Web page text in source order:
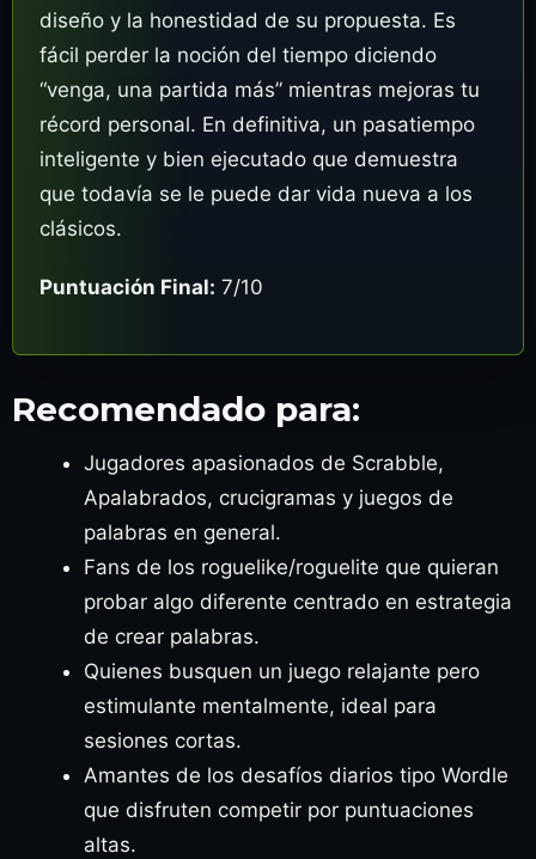
diseño y la honestidad de su propuesta. Es
fácil perder la noción del tiempo diciendo
“venga, una partida más” mientras mejoras tu
récord personal. En definitiva, un pasatiempo
inteligente y bien ejecutado que demuestra
que todavía se le puede dar vida nueva a los
clásicos.
Puntuación Final: 7/10
Recomendado para:
Jugadores apasionados de Scrabble,
Apalabrados, crucigramas y juegos de
palabras en general.
Fans de los roguelike/roguelite que quieran
probar algo diferente centrado en estrategia
de crear palabras.
Quienes busquen un juego relajante pero
estimulante mentalmente, ideal para
sesiones cortas.
Amantes de los desafíos diarios tipo Wordle
que disfruten competir por puntuaciones
altas.